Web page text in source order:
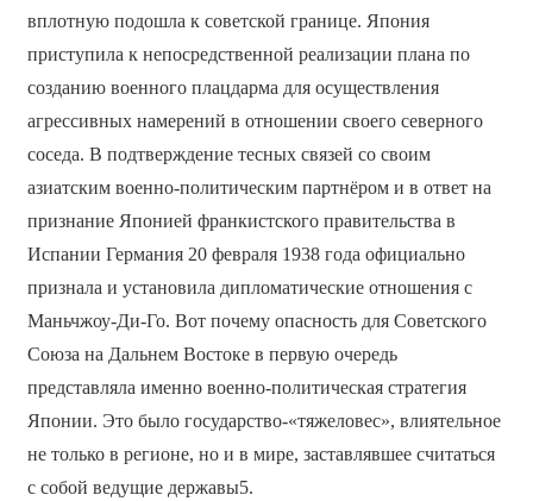
вплотную подошла к советской границе. Япония
приступила к непосредственной реализации плана по
созданию военного плацдарма для осуществления
агрессивных намерений в отношении своего северного
соседа. В подтверждение тесных связей со своим
азиатским военно-политическим партнёром и в ответ на
признание Японией франкистского правительства в
Испании Германия 20 февраля 1938 года официально
признала и установила дипломатические отношения с
Маньчжоу-Ди-Го. Вот почему опасность для Советского
Союза на Дальнем Востоке в первую очередь
представляла именно военно-политическая стратегия
Японии. Это было государство-«тяжеловес», влиятельное
не только в регионе, но и в мире, заставлявшее считаться
с собой ведущие державы5.